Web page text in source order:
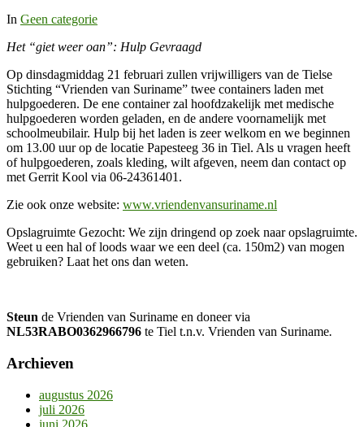
In Geen categorie
Het “giet weer oan”: Hulp Gevraagd
Op dinsdagmiddag 21 februari zullen vrijwilligers van de Tielse
Stichting “Vrienden van Suriname” twee containers laden met
hulpgoederen. De ene container zal hoofdzakelijk met medische
hulpgoederen worden geladen, en de andere voornamelijk met
schoolmeubilair. Hulp bij het laden is zeer welkom en we beginnen
om 13.00 uur op de locatie Papesteeg 36 in Tiel. Als u vragen heeft
of hulpgoederen, zoals kleding, wilt afgeven, neem dan contact op
met Gerrit Kool via 06-24361401.
Zie ook onze website: www.vriendenvansuriname.nl
Opslagruimte Gezocht: We zijn dringend op zoek naar opslagruimte.
Weet u een hal of loods waar we een deel (ca. 150m2) van mogen
gebruiken? Laat het ons dan weten.
Steun de Vrienden van Suriname en doneer via
NL53RABO0362966796 te Tiel t.n.v. Vrienden van Suriname.
Archieven
augustus 2026
juli 2026
juni 2026